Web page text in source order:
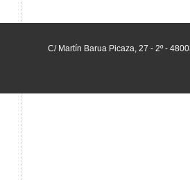
C/ Martín Barua Picaza, 27 - 2º -